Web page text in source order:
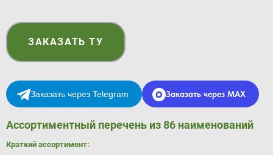
ЗАКАЗАТЬ ТУ
Заказать через Telegram Заказать через MAX
Ассортиментный перечень из 86 наименований
Краткий ассортимент: